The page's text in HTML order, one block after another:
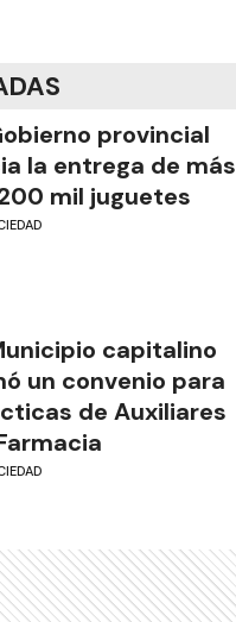
provincial
la entrega de más
mil juguetes
capitalino
un convenio para
de Auxiliares